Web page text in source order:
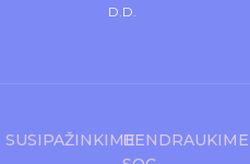
D.D.
SUSIPAŽINKIMEBENDRAUKIME